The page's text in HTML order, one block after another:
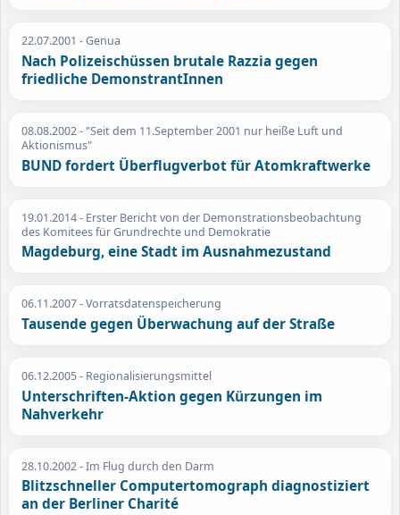
22.07.2001 - Genua
Nach Polizeischüssen brutale Razzia gegen
friedliche DemonstrantInnen
08.08.2002- "Seit dem 11.September 2001 nur heiße Luft und
Aktionismus"
BUND fordert Überflugverbot für Atomkraftwerke
19.01.2014- Erster Bericht von der Demonstrationsbeobachtung
des Komitees für Grundrechte und Demokratie
Magdeburg, eine Stadt im Ausnahmezustand
06.11.2007- Vorratsdatenspeicherung
Tausende gegen Überwachung auf der Straße
06.12.2005- Regionalisierungsmittel
Unterschriften-Aktion gegen Kürzungen im
Nahverkehr
28.10.2002- Im Flug durch den Darm
Blitzschneller Computertomograph diagnostiziert
an der Berliner Charité